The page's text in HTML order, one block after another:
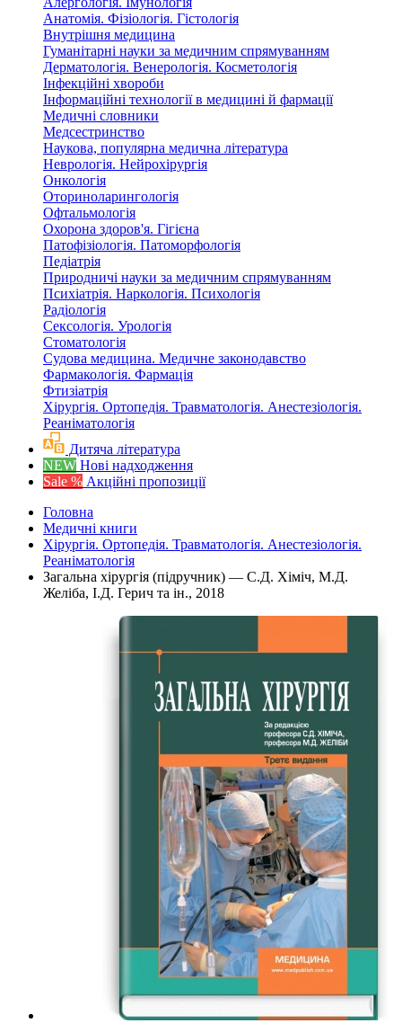
Анатомія. Фізіологія. Гістологія
Внутрішня медицина
Гуманітарні науки за медичним спрямуванням
Дерматологія. Венерологія. Косметологія
Інфекційні хвороби
Інформаційні технології в медицині й фармації
Медичні словники
Медсестринство
Наукова, популярна медична література
Неврологія. Нейрохірургія
Онкологія
Оториноларингологія
Офтальмологія
Охорона здоров'я. Гігієна
Патофізіологія. Патоморфологія
Педіатрія
Природничі науки за медичним спрямуванням
Психіатрія. Наркологія. Психологія
Радіологія
Сексологія. Урологія
Стоматологія
Судова медицина. Медичне законодавство
Фармакологія. Фармація
Фтизіатрія
Хірургія. Ортопедія. Травматологія. Анестезіологія.
Реаніматологія
Дитяча література
NEW Нові надходження
Sale % Акційні пропозиції
Головна
Медичні книги
Хірургія. Ортопедія. Травматологія. Анестезіологія.
Реаніматологія
Загальна хірургія (підручник) — С.Д. Хіміч, М.Д.
Желіба, І.Д. Герич та ін., 2018